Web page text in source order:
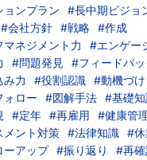
ョンプラン
#長中期ビジョ
#会社方針 #戦略 #作成
ネジメント力
#エンゲー
#問題発見
#フィードバッ
み力
#役割認識 #動機づけ
ォロー
#図解手法 #基礎
#定年 #再雇用
#健康管
メント対策 #法律知識 #
ーアップ #振り返り
#再